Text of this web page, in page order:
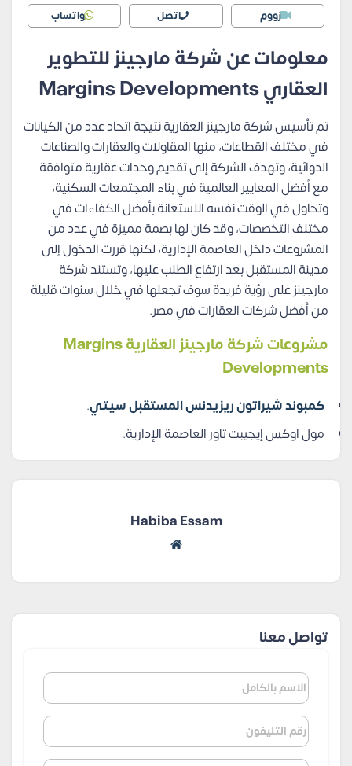
زووم اتصل واتساب
معلومات عن شركة مارجينز للتطوير
العقاري Margins Developments
تم تأسيس شركة مارجينز العقارية نتيجة اتحاد عدد من الكيانات
في مختلف القطاعات، منها المقاولات والعقارات والصناعات
الدوائية، وتهدف الشركة إلى تقديم وحدات عقارية متوافقة
مع أفضل المعايير العالمية في بناء المجتمعات السكنية،
وتحاول في الوقت نفسه الاستعانة بأفضل الكفاءات في
مختلف التخصصات، وقد كان لها بصمة مميزة في عدد من
المشروعات داخل العاصمة الإدارية، لكنها قررت الدخول إلى
مدينة المستقبل بعد ارتفاع الطلب عليها، وتستند شركة
مارجينز على رؤية فريدة سوف تجعلها في خلال سنوات قليلة
من أفضل شركات العقارات في مصر.
مشروعات شركة مارجينز العقارية Margins
Developments
كمبوند شيراتون ريزيدنس المستقبل سيتي.
مول اوكس إيجيبت تاور العاصمة الإدارية.
Habiba Essam
تواصل معنا